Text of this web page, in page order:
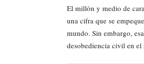
El millón y medio de
una cifra que se
mundo. Sin embargo,
desobediencia civil en